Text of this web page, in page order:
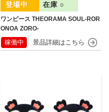
ワンピース THEORAMA SOUL-ROR
ONOA ZORO-
在庫 ○
稼働中